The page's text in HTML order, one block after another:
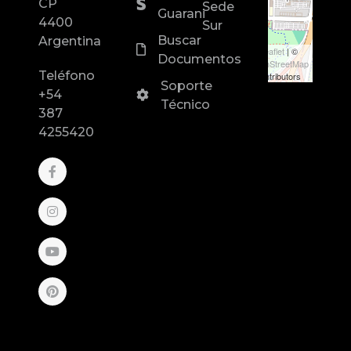
CP
4400
Argentina
Teléfono
+54
387
4255420
Guarani
Buscar
Documentos
Soporte
Técnico
Sede
Sur
Leaflet| ©
OpenStreetMap
contributors